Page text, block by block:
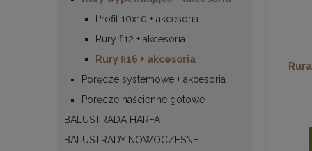
Profil 10x10 + akcesoria
Rury fi12 + akcesoria
Rury fi16 + akcesoria
Poręcze systemowe + akcesoria
Poręcze naścienne gotowe
BALUSTRADA HARFA
BALUSTRADY NOWOCZESNE